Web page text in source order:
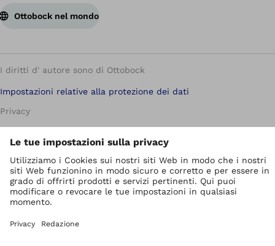
Ottobock nel mondo
I diritti d' autore sono di Ottobock
Impostazioni relative alla protezione dei dati
Privacy
Unità di segnalazione